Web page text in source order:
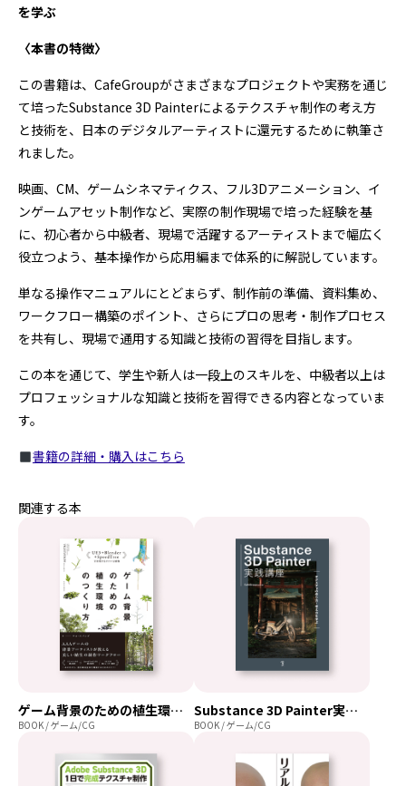
を学ぶ
〈本書の特徴〉
この書籍は、CafeGroupがさまざまなプロジェクトや実務を通じ
て培ったSubstance 3D Painterによるテクスチャ制作の考え方
と技術を、日本のデジタルアーティストに還元するために執筆さ
れました。
映画、CM、ゲームシネマティクス、フル3Dアニメーション、イ
ンゲームアセット制作など、実際の制作現場で培った経験を基
に、初心者から中級者、現場で活躍するアーティストまで幅広く
役立つよう、基本操作から応用編まで体系的に解説しています。
単なる操作マニュアルにとどまらず、制作前の準備、資料集め、
ワークフロー構築のポイント、さらにプロの思考・制作プロセス
を共有し、現場で通用する知識と技術の習得を目指します。
この本を通じて、学生や新人は一段上のスキルを、中級者以上は
プロフェッショナルな知識と技術を習得できる内容となっていま
す。
書籍の詳細・購入はこちら
関連する本
ゲーム背景のための植生環境のつくり方
BOOK / ゲーム/CG
Substance 3D Painter実践講座
BOOK / ゲーム/CG